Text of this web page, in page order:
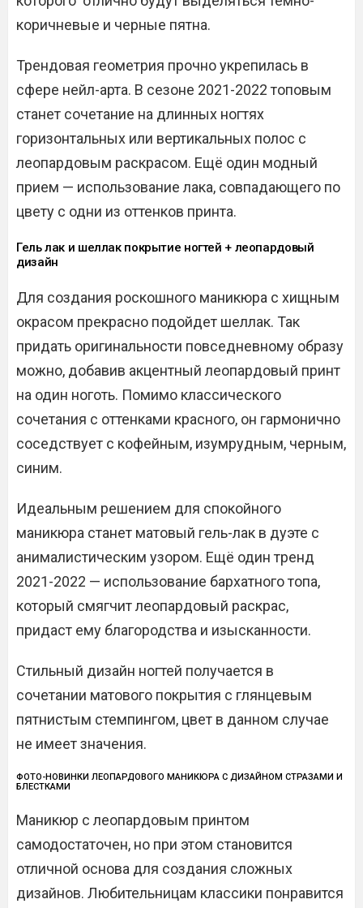
коричневые и черные пятна.
Трендовая геометрия прочно укрепилась в
сфере нейл-арта. В сезоне 2021-2022 топовым
станет сочетание на длинных ногтях
горизонтальных или вертикальных полос с
леопардовым раскрасом. Ещё один модный
прием — использование лака, совпадающего по
цвету с одни из оттенков принта.
Гель лак и шеллак покрытие ногтей + леопардовый
дизайн
Для создания роскошного маникюра с хищным
окрасом прекрасно подойдет шеллак. Так
придать оригинальности повседневному образу
можно, добавив акцентный леопардовый принт
на один ноготь. Помимо классического
сочетания с оттенками красного, он гармонично
соседствует с кофейным, изумрудным, черным,
синим.
Идеальным решением для спокойного
маникюра станет матовый гель-лак в дуэте с
анималистическим узором. Ещё один тренд
2021-2022 — использование бархатного топа,
который смягчит леопардовый раскрас,
придаст ему благородства и изысканности.
Стильный дизайн ногтей получается в
сочетании матового покрытия с глянцевым
пятнистым стемпингом, цвет в данном случае
не имеет значения.
ФОТО-НОВИНКИ ЛЕОПАРДОВОГО МАНИКЮРА С ДИЗАЙНОМ СТРАЗАМИ И
БЛЕСТКАМИ
Маникюр с леопардовым принтом
самодостаточен, но при этом становится
отличной основа для создания сложных
дизайнов. Любительницам классики понравится